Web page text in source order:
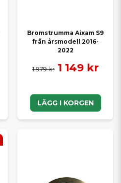
Bromstrumma Aixam S9
från årsmodell 2016-
2022
1 979 kr 1 149 kr
LÄGG I KORGEN